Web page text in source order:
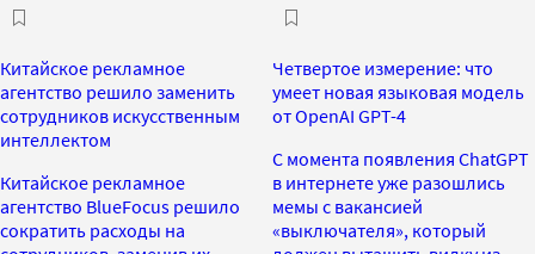
Китайское рекламное
агентство решило заменить
сотрудников искусственным
интеллектом
Китайское рекламное
агентство BlueFocus решило
сократить расходы на
Четвертое измерение: что
умеет новая языковая модель
от OpenAI GPT-4
С момента появления ChatGPT
в интернете уже разошлись
мемы с вакансией
«выключателя», который